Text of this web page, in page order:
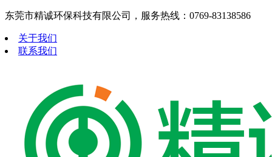
东莞市精诚环保科技有限公司，服务热线：0769-83138586
关于我们
联系我们